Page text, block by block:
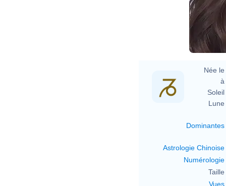
Née le
à
Soleil
Lune
Dominantes
Astrologie Chinoise
Numérologie
Taille
Vues